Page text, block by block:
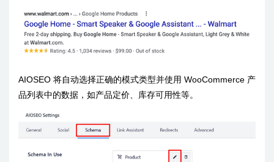
AIOSEO 将自动选择正确的模式类型并使用 WooCommerce 产
品列表中的数据，如产品定价、库存可用性等。